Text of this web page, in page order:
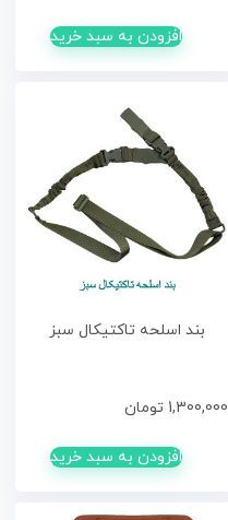
افزودن به سبد خرید
بند اسلحه تاکتیکال سبز
1,300,000 تومان
افزودن به سبد خرید